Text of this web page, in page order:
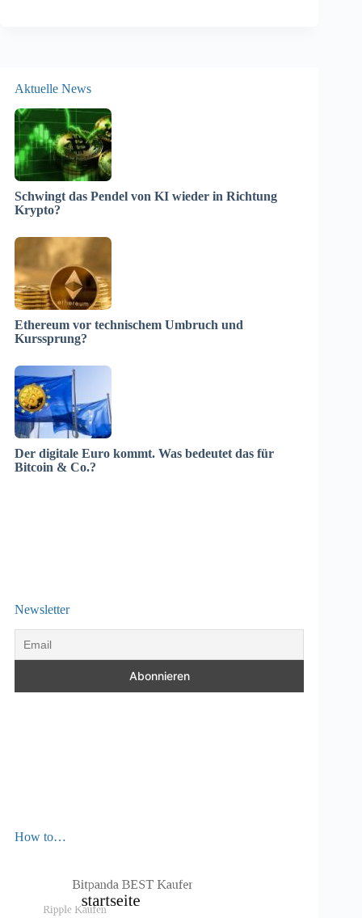
Aktuelle News
Schwingt das Pendel von KI wieder in Richtung
Krypto?
Ethereum vor technischem Umbruch und
Kurssprung?
Der digitale Euro kommt. Was bedeutet das für
Bitcoin & Co.?
Newsletter
How to…